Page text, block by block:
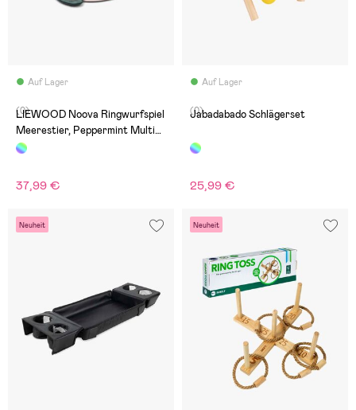
Auf Lager
(0)
LIEWOOD Noova Ringwurfspiel
Meerestier, Peppermint Multi
Mix
37,99 €
Auf Lager
(0)
Jabadabado Schlägerset
25,99 €
Neuheit Neuheit